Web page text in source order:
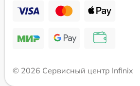
© 2026 Сервисный центр Infinix